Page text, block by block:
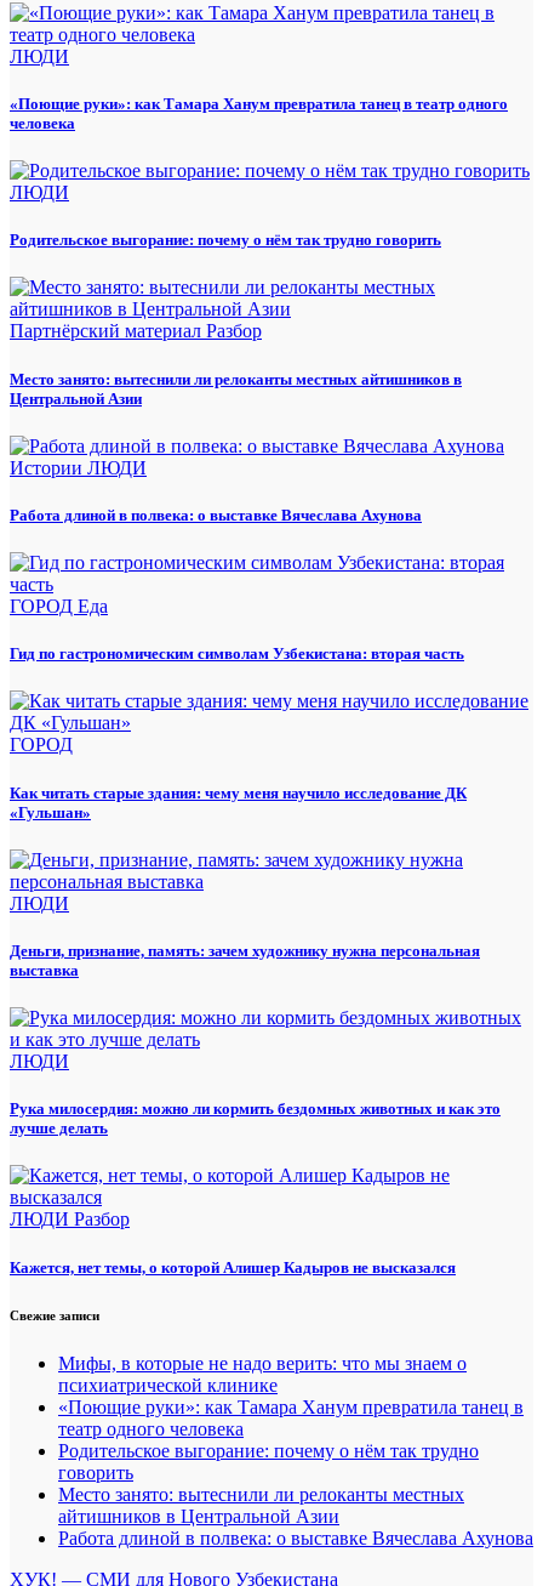
ЛЮДИ
«Поющие руки»: как Тамара Ханум превратила танец в театр одного
человека
ЛЮДИ
Родительское выгорание: почему о нём так трудно говорить
Партнёрский материал Разбор
Место занято: вытеснили ли релоканты местных айтишников в
Центральной Азии
Истории ЛЮДИ
Работа длиной в полвека: о выставке Вячеслава Ахунова
ГОРОД Еда
Гид по гастрономическим символам Узбекистана: вторая часть
ГОРОД
Как читать старые здания: чему меня научило исследование ДК
«Гульшан»
ЛЮДИ
Деньги, признание, память: зачем художнику нужна персональная
выставка
ЛЮДИ
Рука милосердия: можно ли кормить бездомных животных и как это
лучше делать
ЛЮДИ Разбор
Кажется, нет темы, о которой Алишер Кадыров не высказался
Свежие записи
Мифы, в которые не надо верить: что мы знаем о
психиатрической клинике
«Поющие руки»: как Тамара Ханум превратила танец в
театр одного человека
Родительское выгорание: почему о нём так трудно
говорить
Место занято: вытеснили ли релоканты местных
айтишников в Центральной Азии
Работа длиной в полвека: о выставке Вячеслава Ахунова
ХУК! — СМИ для Нового Узбекистана